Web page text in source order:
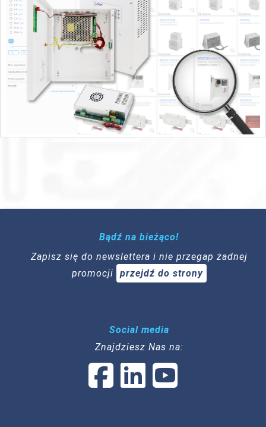
Bądź na bieżąco!
Zapisz się do newslettera i nie przegap żadnej
promocji
przejdź do strony
Social media
Znajdziesz Nas na: